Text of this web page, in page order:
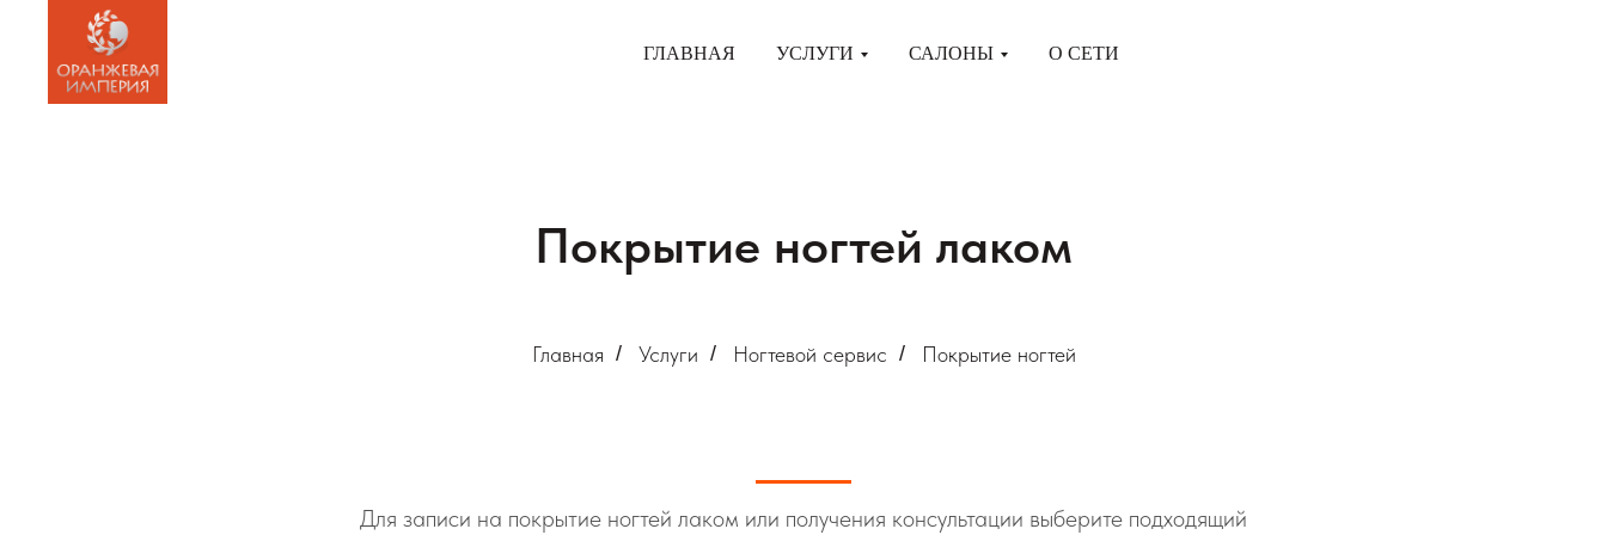
ГЛАВНАЯ УСЛУГИ САЛОНЫ О СЕТИ
Покрытие ногтей лаком
Главная / Услуги / Ногтевой сервис / Покрытие ногтей
Для записи на покрытие ногтей лаком или получения консультации выберите подходящий